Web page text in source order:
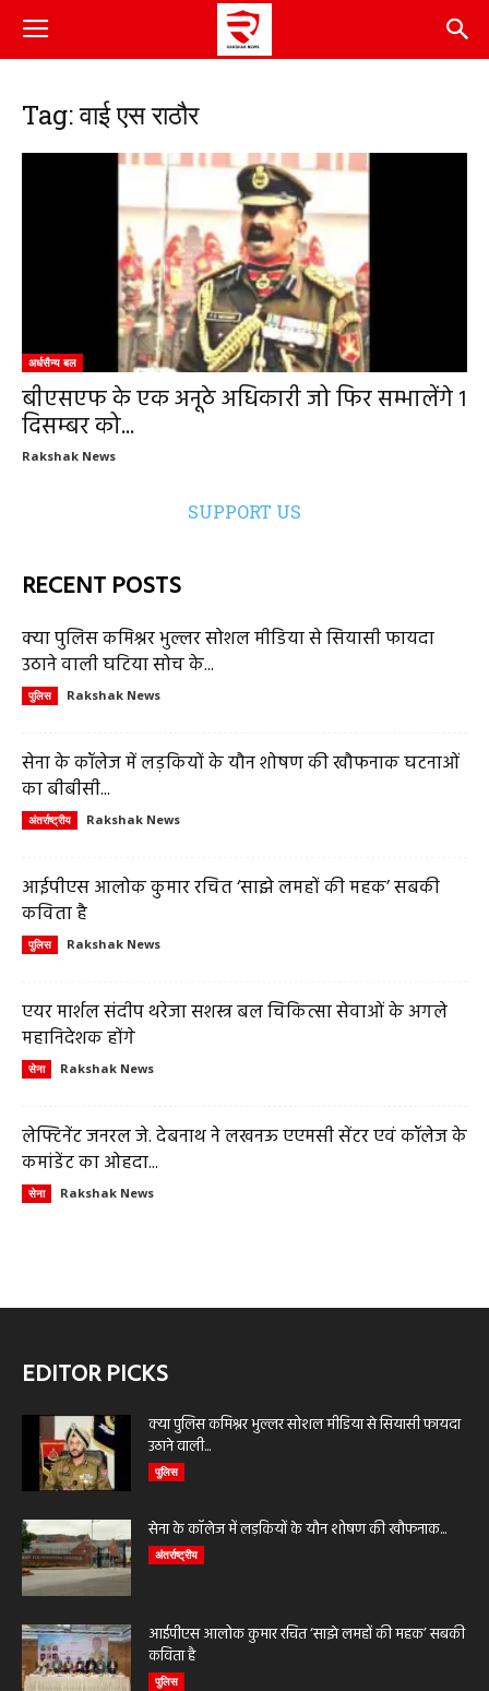
Tag: वाई एस राठौर
अर्धसैन्य बल
बीएसएफ के एक अनूठे अधिकारी जो फिर सम्भालेंगे 1
दिसम्बर को...
Rakshak News
SUPPORT US
RECENT POSTS
क्या पुलिस कमिश्नर भुल्लर सोशल मीडिया से सियासी फायदा
उठाने वाली घटिया सोच के...
पुलिस Rakshak News
सेना के कॉलेज में लड़कियों के यौन शोषण की खौफनाक घटनाओं
का बीबीसी...
अंतर्राष्ट्रीय Rakshak News
आईपीएस आलोक कुमार रचित ‘साझे लमहों की महक’ सबकी
कविता है
पुलिस Rakshak News
एयर मार्शल संदीप थरेजा सशस्त्र बल चिकित्सा सेवाओं के अगले
महानिदेशक होंगे
सेना Rakshak News
लेफ्टिनेंट जनरल जे. देबनाथ ने लखनऊ एएमसी सेंटर एवं कॉलेज के
कमांडेंट का ओहदा...
सेना Rakshak News
EDITOR PICKS
क्या पुलिस कमिश्नर भुल्लर सोशल मीडिया से सियासी फायदा
उठाने वाली...
पुलिस
सेना के कॉलेज में लड़कियों के यौन शोषण की खौफनाक...
अंतर्राष्ट्रीय
आईपीएस आलोक कुमार रचित ‘साझे लमहों की महक’ सबकी
कविता है
पुलिस